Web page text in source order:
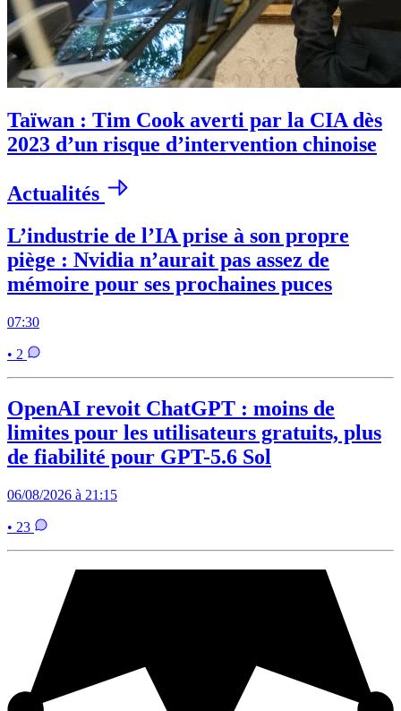
Taïwan : Tim Cook averti par la CIA dès
2023 d’un risque d’intervention chinoise
Actualités
L’industrie de l’IA prise à son propre
piège : Nvidia n’aurait pas assez de
mémoire pour ses prochaines puces
07:30
• 2
OpenAI revoit ChatGPT : moins de
limites pour les utilisateurs gratuits, plus
de fiabilité pour GPT-5.6 Sol
06/08/2026 à 21:15
• 23